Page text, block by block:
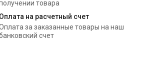
товара
Оплата на расчетный счет
за заказанные товары на наш
счет